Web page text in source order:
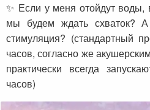
✨ Если у меня отойдут воды,
мы будем ждать схваток? А
стимуляция? (стандартный
часов, согласно же
практически всегда
часов)